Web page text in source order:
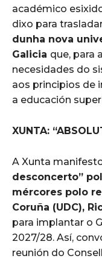
académico
dixo para
dunha nova
Galicia que, para
necesidades do
aos principios de
a educación
XUNTA:
A Xunta
desconcerto”
mércores polo
Coruña (UDC),
para implantar o
2027/28. Así,
reunión do